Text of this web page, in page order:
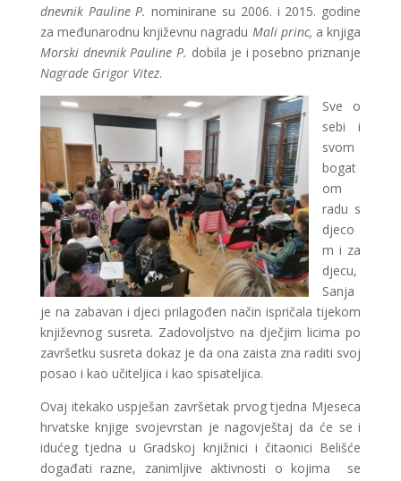
dnevnik Pauline P.nominirane su 2006. i 2015. godine
za međunarodnu književnu nagradu Mali princ, a knjiga
Morski dnevnik Pauline P. dobila je i posebno priznanje
Nagrade Grigor Vitez.
Sve o
sebi i
svom
bogat
om
radu s
djeco
m i za
djecu,
Sanja
je na zabavan i djeci prilagođen način ispričala tijekom
književnog susreta. Zadovoljstvo na dječjim licima po
završetku susreta dokaz je da ona zaista zna raditi svoj
posao i kao učiteljica i kao spisateljica.
Ovaj itekako uspješan završetak prvog tjedna Mjeseca
hrvatske knjige svojevrstan je nagovještaj da će se i
idućeg tjedna u Gradskoj knjižnici i čitaonici Belišće
događati razne, zanimljive aktivnosti o kojima se